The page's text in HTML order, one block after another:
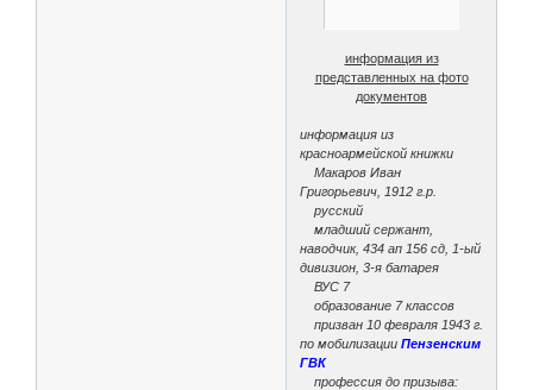
информация из
представленных на фото
документов
информация из
красноармейской книжки
Макаров Иван
Григорьевич, 1912 г.р.
русский
младший сержант,
наводчик, 434 ап 156 сд, 1-ый
дивизион, 3-я батарея
ВУС 7
образование 7 классов
призван 10 февраля 1943 г.
по мобилизацииПензенским
ГВК
профессия до призыва: